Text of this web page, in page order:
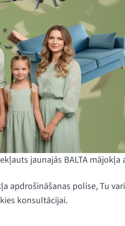
jaunajās BALTA
apdrošināšanas polise, Tu
konsultācijai.